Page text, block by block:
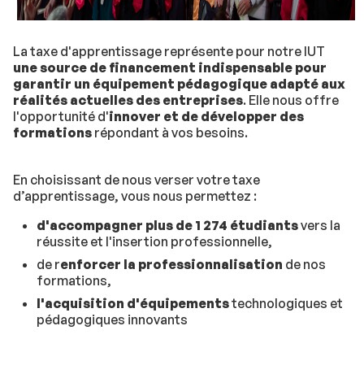
La taxe d'apprentissage représente pour notre IUT
une source de financement indispensable pour
garantir un équipement pédagogique adapté aux
réalités actuelles des entreprises. Elle nous offre
l'opportunité d'innover et de développer des
formations répondant à vos besoins.
En choisissant de nous verser votre taxe
d’apprentissage, vous nous permettez :
d'accompagner plus de 1 274 étudiantsvers la
réussite et l'insertion professionnelle,
de renforcer la professionnalisation de nos
formations,
l'acquisition d'équipementstechnologiques et
pédagogiques innovants